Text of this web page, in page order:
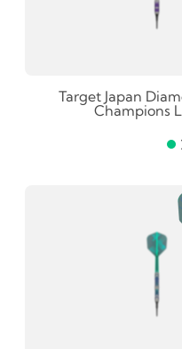
Target Japan
Champions